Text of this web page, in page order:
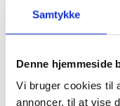
Samtykke
Denne hjemmeside
Vi bruger cookies til
annoncer, til at vise